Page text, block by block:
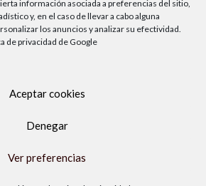
información asociada a preferencias del sitio,
y, en el caso de llevar a cabo alguna
los anuncios y analizar su efectividad.
de privacidad de Google
Aceptar cookies
Denegar
Ver preferencias